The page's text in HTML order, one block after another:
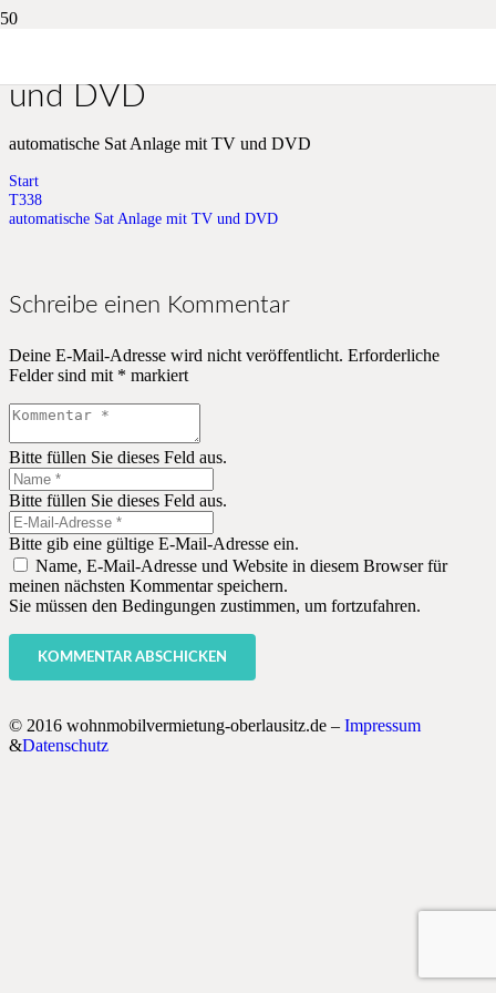
und DVD
automatische Sat Anlage mit TV und DVD
Start
T338
automatische Sat Anlage mit TV und DVD
Schreibe einen Kommentar
Deine E-Mail-Adresse wird nicht veröffentlicht. Erforderliche
Felder sind mit * markiert
Bitte füllen Sie dieses Feld aus.
Bitte füllen Sie dieses Feld aus.
Bitte gib eine gültige E-Mail-Adresse ein.
Name, E-Mail-Adresse und Website in diesem Browser für
meinen nächsten Kommentar speichern.
Sie müssen den Bedingungen zustimmen, um fortzufahren.
KOMMENTAR ABSCHICKEN
© 2016 wohnmobilvermietung-oberlausitz.de – Impressum
&Datenschutz